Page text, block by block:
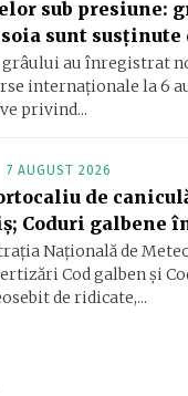
sub presiune:
sunt
au înregistrat
internaționale la 6
privind...
7 AUGUST 2026
de
Coduri galbene
Naţională de
Cod galben şi
de ridicate,...